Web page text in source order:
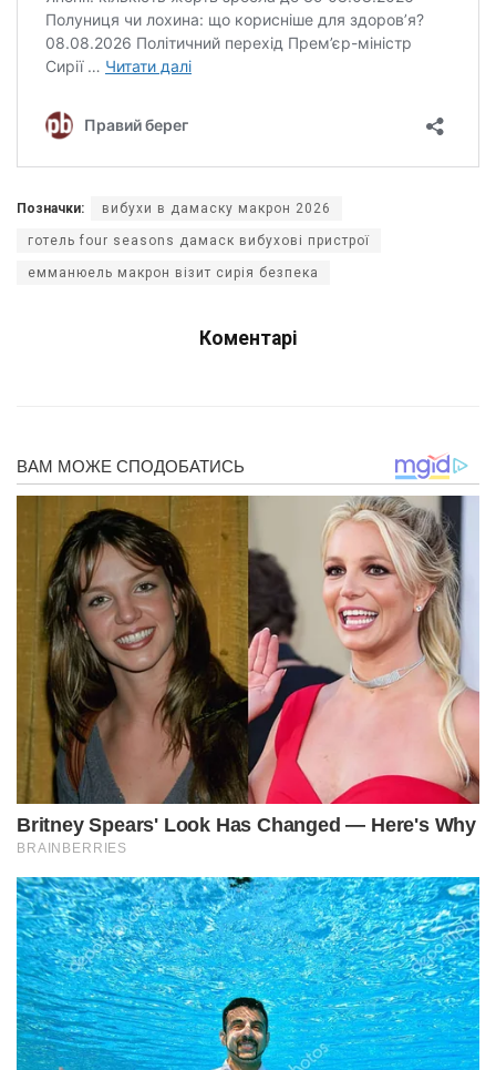
Позначки: вибухи в дамаску макрон 2026
готель four seasons дамаск вибухові пристрої
емманюель макрон візит сирія безпека
Коментарі